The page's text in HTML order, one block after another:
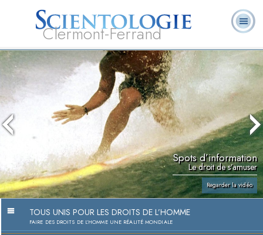
Clermont-Ferrand
L. Ron Hubbard
Qu’est-ce que la
Scientologie ?
Ministres
volontaires
Foire aux
questions
Spots d’information
Le droit de s’amuser
Regarder la vidéo
TOUS UNIS POUR LES DROITS DE L’HOMME
FAIRE DES DROITS DE L’HOMME UNE RÉALITÉ MONDIALE